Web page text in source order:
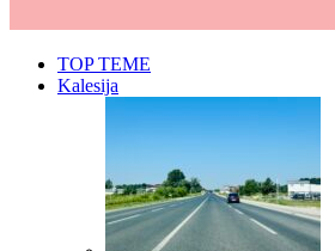
TOP TEME
Kalesija